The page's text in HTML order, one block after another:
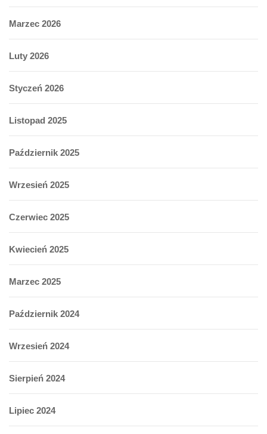
Marzec 2026
Luty 2026
Styczeń 2026
Listopad 2025
Październik 2025
Wrzesień 2025
Czerwiec 2025
Kwiecień 2025
Marzec 2025
Październik 2024
Wrzesień 2024
Sierpień 2024
Lipiec 2024